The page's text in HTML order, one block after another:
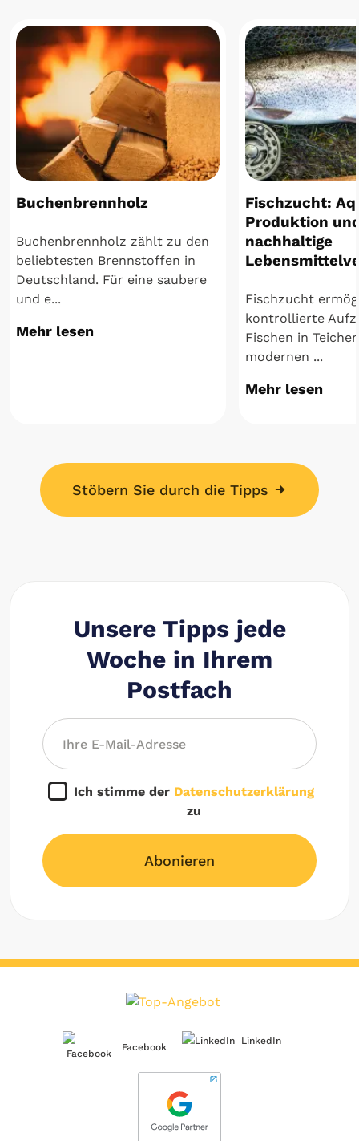
Buchenbrennholz
Buchenbrennholz zählt zu den
beliebtesten Brennstoffen in
Deutschland. Für eine saubere
und e...
Mehr lesen
Fischzucht:
Produktion
nachhaltige
Fischzucht
kontrollierte
Fischen in
modernen ...
Mehr lesen
Stöbern Sie durch die Tipps
Unsere Tipps jede
Woche in Ihrem
Postfach
Ich stimme der Datenschutzerklärung
zu
Abonieren
Facebook
LinkedIn